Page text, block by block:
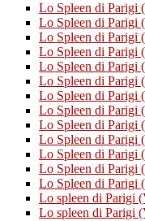
Lo Spleen di Parigi
Lo Spleen di Parigi
Lo Spleen di Parigi
Lo Spleen di Parigi
Lo Spleen di Parigi
Lo Spleen di Parigi
Lo Spleen di Parigi
Lo Spleen di Parigi
Lo Spleen di Parigi
Lo Spleen di Parigi
Lo Spleen di Parigi
Lo Spleen di Parigi
Lo Spleen di Parigi
Lo spleen di Parigi
Lo spleen di Parigi